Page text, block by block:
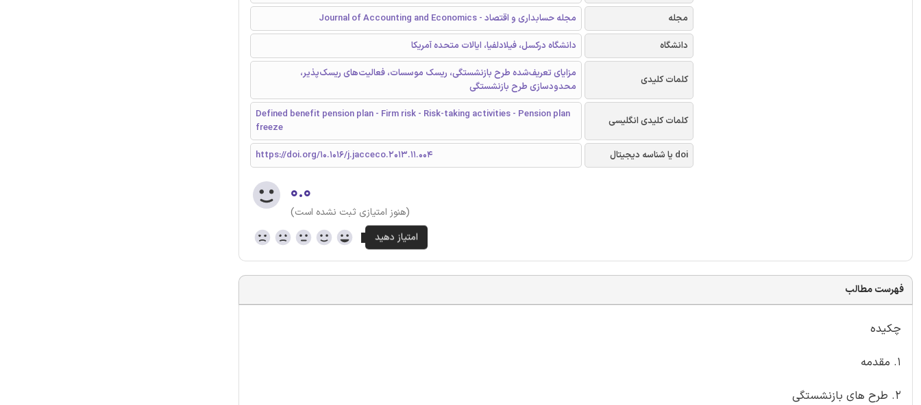
مجله
مجله حسابداری و اقتصاد - Journal of Accounting and Economics
دانشگاه
دانشگاه درکسل، فیلادلفیا، ایالات متحده آمریکا
کلمات کلیدی
مزایای تعریف‌شده طرح بازنشستگی، ریسک موسسات، فعالیت‌های ریسک‌پذیر،
محدودسازی طرح بازنشستگی
کلمات کلیدی انگلیسی
Defined benefit pension plan - Firm risk - Risk-taking activities - Pension plan
freeze
doi یا شناسه دیجیتال
https://doi.org/10.1016/j.jacceco.2013.11.004
۰.۰
(هنوز امتیازی ثبت نشده است)
فهرست مطالب
چکیده
1. مقدمه
2. طرح های بازنشستگی